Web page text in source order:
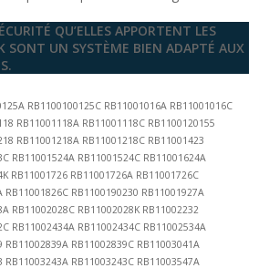
QU’ELLES APPORTENT LES
SONT UN SYSTÈME BIEN ADAPTÉ AUX
RB1100100125C RB11001016A RB11001016C
RB11001118A RB11001118C RB1100120155
RB11001218A RB11001218C RB11001423
RB11001524A RB11001524C RB11001624A
RB11001726 RB11001726A RB11001726C
RB11001826C RB1100190230 RB11001927A
RB11002028C RB11002028K RB11002232
RB11002434A RB11002434C RB11002534A
RB11002839A RB11002839C RB11003041A
RB11003243A RB11003243C RB11003547A